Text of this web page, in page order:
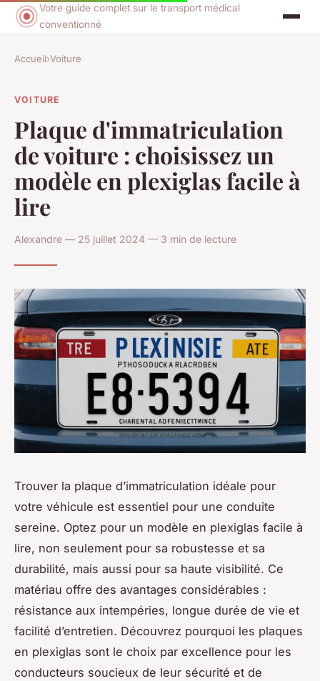
Votre guide complet sur le transport médical
conventionné
Accueil›Voiture
VOITURE
Plaque d'immatriculation
de voiture : choisissez un
modèle en plexiglas facile à
lire
Alexandre — 25 juillet 2024 — 3 min de lecture
Trouver la plaque d’immatriculation idéale pour
votre véhicule est essentiel pour une conduite
sereine. Optez pour un modèle en plexiglas facile à
lire, non seulement pour sa robustesse et sa
durabilité, mais aussi pour sa haute visibilité. Ce
matériau offre des avantages considérables :
résistance aux intempéries, longue durée de vie et
facilité d’entretien. Découvrez pourquoi les plaques
en plexiglas sont le choix par excellence pour les
conducteurs soucieux de leur sécurité et de